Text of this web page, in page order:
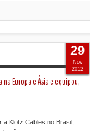
Europa e Ásia e equipou,
a Klotz Cables no Brasil,
29
Nov
2012